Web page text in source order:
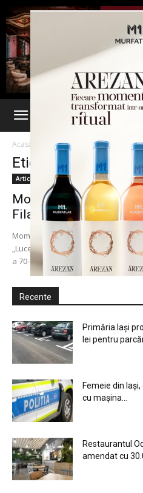
Acasă Etichete Concert aniversar
Etichetă: concert
Articole
Moment aniversar la
Filarmonicii din Iaşi.
Moment aniversar, vineri, 21 iunie
„Luceafărul”. Filarmonica de Stat
a 70-a stagiune cu un concert...
Recente
Primăria Iași
lei pentru
Femeie din
cu mașina...
Restaurantul
amendat cu